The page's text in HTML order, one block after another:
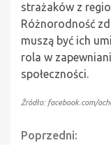
strażaków z
Różnorodność
muszą być ich
rola w
społeczności.
Źródło: facebook.com/
Continue
Poprzedni: